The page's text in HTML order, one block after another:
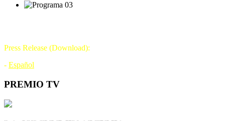
Press Release (Download):
- Español
PREMIO TV